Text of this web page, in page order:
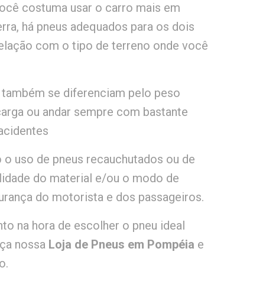
costuma usar o carro mais em
há pneus adequados para os dois
com o tipo de terreno onde você
também se diferenciam pelo peso
ou andar sempre com bastante
uso de pneus recauchutados ou de
do material e/ou o modo de
do motorista e dos passageiros.
na hora de escolher o pneu ideal
nossa Loja de Pneus em Pompéia e